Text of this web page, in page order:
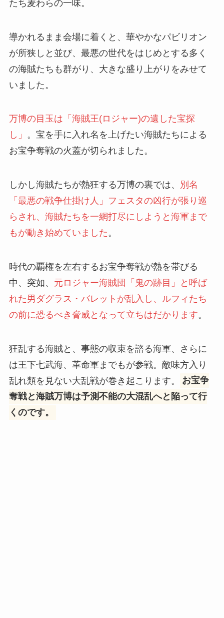
たち麦わらの一味。
導かれるまま会場に着くと、華やかなパビリオン
が所狭しと並び、最悪の世代をはじめとする多く
の海賊たちも群がり、大きな盛り上がりをみせて
いました。
万博の目玉は「海賊王(ロジャー)の遺した宝探
し」 。宝を手に入れ名を上げたい海賊たちによる
お宝争奪戦の火蓋が切られました。
しかし海賊たちが熱狂する万博の裏では、
別名
「最悪の戦争仕掛け人」フェスタの凶行が張り巡
らされ、海賊たちを一網打尽にしようと海軍まで
もが動き始めていました。
時代の覇権を左右するお宝争奪戦が熱を帯びる
中、突如、 元ロジャー海賊団「鬼の跡目」と呼ば
れた男ダグラス・バレットが乱入し、ルフィたち
の前に恐るべき脅威となって立ちはだかります。
狂乱する海賊と、事態の収束を諮る海軍、さらに
は王下七武海、革命軍までもが参戦。敵味方入り
乱れ類を見ない大乱戦が巻き起こります。
お宝争
奪戦と海賊万博は予測不能の大混乱へと陥って行
くのです。